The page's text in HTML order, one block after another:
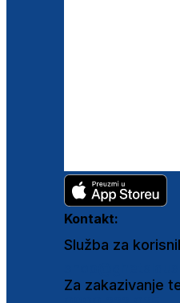
Kontakt:
Služba za
Za zakazivanje